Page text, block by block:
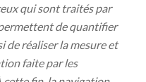
qui sont traités par
de quantifier
de réaliser la mesure et
faite par les